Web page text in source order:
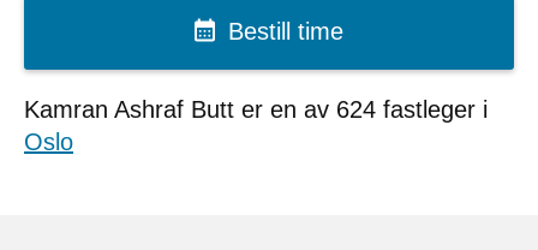
Bestill time
Kamran Ashraf Butt er en av 624 fastleger i
Oslo